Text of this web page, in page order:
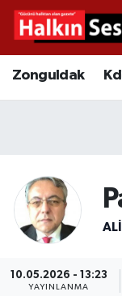
Zonguldak
10.05.2026 - 13:23
YAYINLANMA
Video
Çaycuma
Kozlu
Alaplı
Asayiş
Merkez
Süper Lig
Tüm
Son Dakika